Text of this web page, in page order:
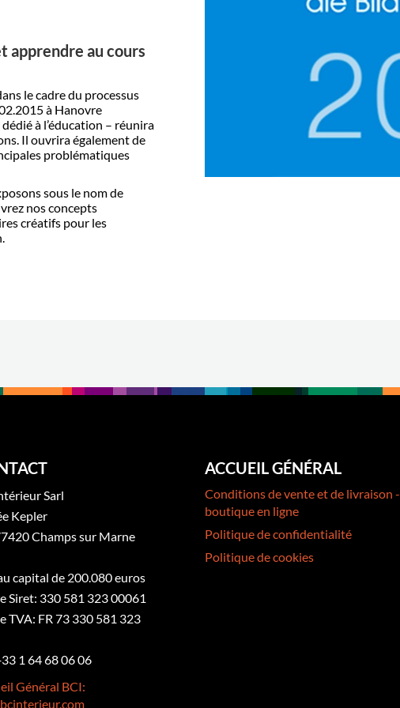
apprendre au cours
le cadre du processus
à Hanovre
à l’éducation – réunira
Il ouvrira également de
problématiques
sous le nom de
nos concepts
créatifs pour les
Sarl
Kepler
Champs sur Marne
capital de 200.080 euros
Siret: 330 581 323 00061
TVA: FR 73 330 581 323
1 64 68 06 06
Général BCI:
ACCUEIL GÉNÉRAL
Conditions de vente et de livraison -
boutique en ligne
Politique de confidentialité
Politique de cookies